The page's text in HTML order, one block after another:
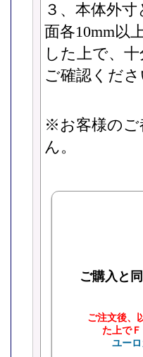
３、本体外
面各10mm以
した上で、
ご確認くだ
※お客様のご
ん。
ご購入と
ご注文後、
た上で
ユー